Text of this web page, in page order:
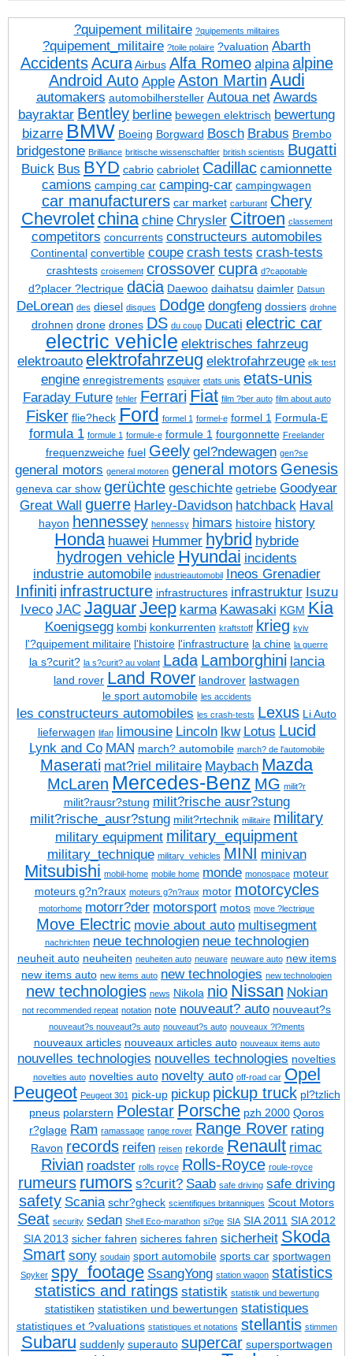
?quipement militaire ?quipements militaires
?quipement_militaire ?toile polaire ?valuation Abarth
Accidents Acura Airbus Alfa Romeo alpina alpine
Android Auto Apple Aston Martin Audi
automakers automobilhersteller Autoua net Awards
bayraktar Bentley berline bewegen elektrisch bewertung
bizarre BMW Boeing Borgward Bosch Brabus Brembo
bridgestone Brilliance britische wissenschaftler british scientists Bugatti
Buick Bus BYD cabrio cabriolet Cadillac camionnette
camions camping car camping-car campingwagen
car manufacturers car market carburant Chery
Chevrolet china chine Chrysler Citroen classement
competitors concurrents constructeurs automobiles
Continental convertible coupe crash tests crash-tests
crashtests croisement crossover cupra d?capotable
d?placer ?lectrique dacia Daewoo daihatsu daimler Datsun
DeLorean des diesel disques Dodge dongfeng dossiers drohne
drohnen drone drones DS du coup Ducati electric car
electric vehicle elektrisches fahrzeug
elektroauto elektrofahrzeug elektrofahrzeuge elk test
engine enregistrements esquiver etats unis etats-unis
Faraday Future fehler Ferrari Fiat film ?ber auto film about auto
Fisker flie?heck Ford formel 1 formel-e formel 1 Formula-E
formula 1 formule 1 formule-e formule 1 fourgonnette Freelander
frequenzweiche fuel Geely gel?ndewagen gen?se
general motors general motoren general motors Genesis
geneva car show gerüchte geschichte getriebe Goodyear
Great Wall guerre Harley-Davidson hatchback Haval
hayon hennessey hennessy himars histoire history
Honda huawei Hummer hybrid hybride
hydrogen vehicle Hyundai incidents
industrie automobile industrieautomobil Ineos Grenadier
Infiniti infrastructure infrastructures infrastruktur Isuzu
Iveco JAC JaguarJeep karma Kawasaki KGM Kia
Koenigsegg kombi konkurrenten kraftstoff krieg kyiv
l'?quipement militaire l'histoire l'infrastructure la chine la guerre
la s?curit? la s?curit? au volant Lada Lamborghini lancia
land rover Land Rover landrover lastwagen
le sport automobile les accidents
les constructeurs automobiles les crash-tests Lexus Li Auto
lieferwagen lifan limousine Lincoln lkw Lotus Lucid
Lynk and Co MAN march? automobile march? de l'automobile
Maserati mat?riel militaire Maybach Mazda
McLaren Mercedes-Benz MG milit?r
milit?rausr?stung milit?rische ausr?stung
milit?rische_ausr?stung milit?rtechnik militaire military
military equipment military_equipment
military_technique military_vehicles MINI minivan
Mitsubishi mobil-home mobile home monde monospace moteur
moteurs g?n?raux moteurs g?n?raux motor motorcycles
motorhome motorr?der motorsport motos move ?lectrique
Move Electric movie about auto multisegment
nachrichten neue technologien neue technologien
neuheit auto neuheiten neuheiten auto neuware neuware auto new items
new items auto new items auto new technologies new technologien
new technologies news Nikola nio Nissan Nokian
not recommended repeat notation note nouveaut? auto nouveaut?s
nouveaut?s nouveaut?s auto nouveaut?s auto nouveaux ?l?ments
nouveaux articles nouveaux articles auto nouveaux items auto
nouvelles technologies nouvelles technologies novelties
novelties auto novelties auto novelty auto off-road car Opel
Peugeot Peugeot 301 pick-up pickup pickup truck pl?tzlich
pneus polarstern Polestar Porsche pzh 2000 Qoros
r?glage Ram ramassage range rover Range Rover rating
Ravon records reifen reisen rekorde Renault rimac
Rivian roadster rolls royce Rolls-Royce roule-royce
rumeurs rumors s?curit? Saab safe driving safe driving
safety Scania schr?gheck scientifiques britanniques Scout Motors
Seat security sedan Shell Eco-marathon si?ge SIA SIA 2011 SIA 2012
SIA 2013 sicher fahren sicheres fahren sicherheit Skoda
Smart sony soudain sport automobile sports car sportwagen
Spyker spy_footage SsangYong station wagon statistics
statistics and ratings statistik statistik und bewertung
statistiken statistiken und bewertungen statistiques
statistiques et ?valuations statistiques et notations stellantis stimmen
Subaru suddenly superauto supercar supersportwagen